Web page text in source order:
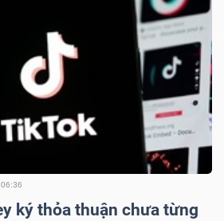
ký thỏa thuận chưa từng